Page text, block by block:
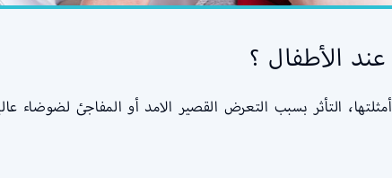
الأطفال ؟
التأثر بسبب التعرض القصير الامد أو المفاجئ